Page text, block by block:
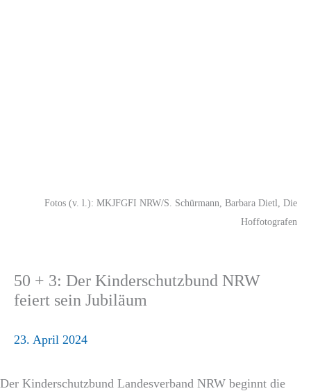
Fotos (v. l.): MKJFGFI NRW/S. Schürmann, Barbara Dietl, Die
Hoffotografen
50 + 3: Der Kinderschutzbund NRW
feiert sein Jubiläum
23. April 2024
Der Kinderschutzbund Landesverband NRW beginnt die